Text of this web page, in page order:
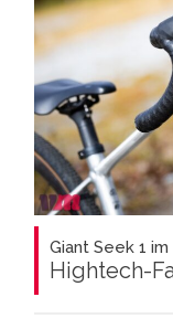
Giant Seek 1
Hightech-